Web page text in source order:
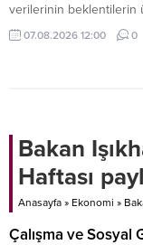
verilerinin beklentilerin
gelmesi ve piyasaların
ihtimalini güçlendirmesi
07.08.2026 12:00 0
Bakan
Haftası
Anasayfa » Ekonomi »
Çalışma ve Sosyal